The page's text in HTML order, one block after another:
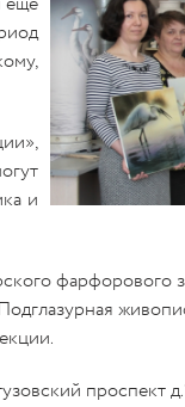
и
фарфорового
проспект